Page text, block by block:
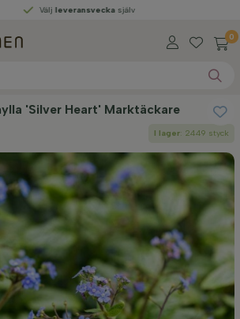
leveransveckasjälv
0
'Silver Heart' Marktäckare
I lager: 2449 styck